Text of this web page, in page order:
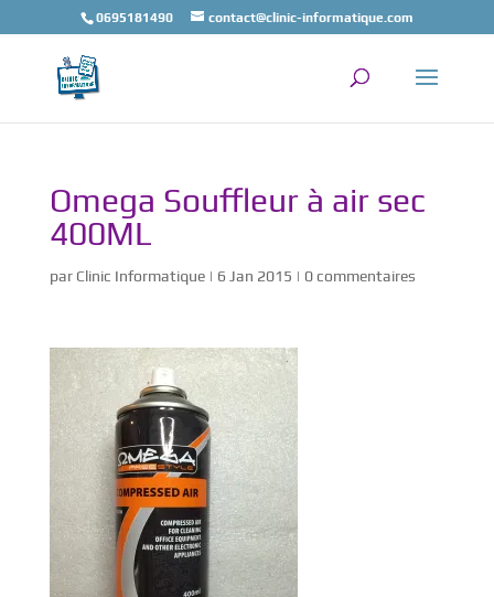
0695181490 contact@clinic-informatique.com
Omega Souffleur à air sec
400ML
par Clinic Informatique| 6 Jan 2015 | 0 commentaires